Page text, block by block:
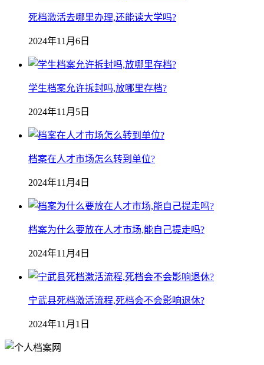
死档激活去哪里办理,还能读大学吗?
2024年11月6日
学生档案允许拆封吗,放哪里存档?
2024年11月5日
档案在人才市场怎么转到单位?
2024年11月4日
档案为什么要放在人才市场,能自己提走吗?
2024年11月4日
宁武县死档激活流程,死档会不会影响退休?
2024年11月1日